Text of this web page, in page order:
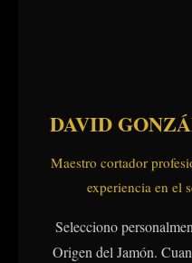
DAVID
Maestro cortador
experiencia en el
Selecciono
Origen del Jamón.